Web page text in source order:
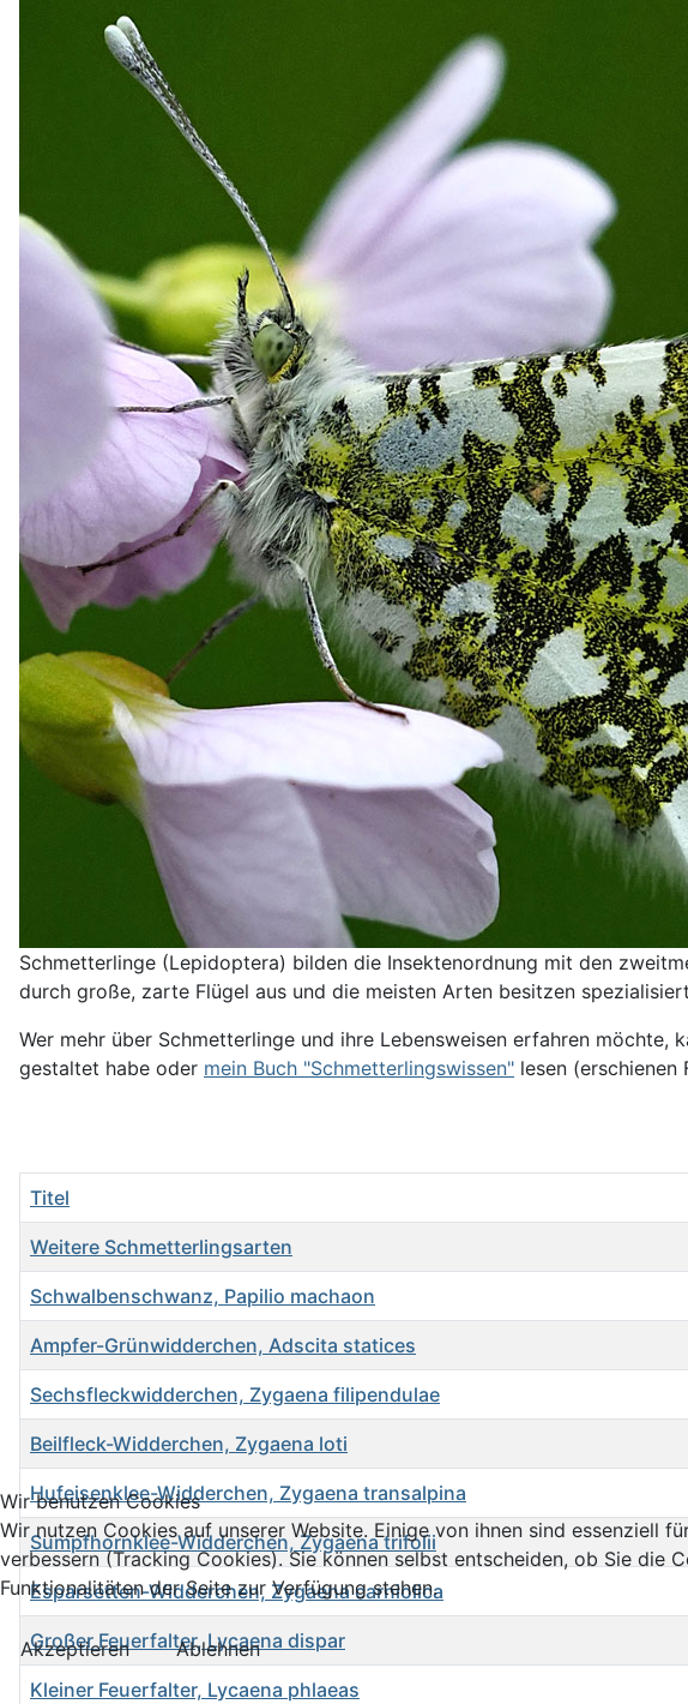
Schmetterlinge (Lepidoptera) bilden die Insektenordnung mit den
durch große, zarte Flügel aus und die meisten Arten besitzen
Wer mehr über Schmetterlinge und ihre Lebensweisen erfahren möchte,
gestaltet habe oder mein Buch "Schmetterlingswissen" lesen (erschienen
Titel
Weitere Schmetterlingsarten
Schwalbenschwanz, Papilio machaon
Ampfer-Grünwidderchen, Adscita statices
Sechsfleckwidderchen, Zygaena filipendulae
Beilfleck-Widderchen, Zygaena loti
Hufeisenklee-Widderchen, Zygaena transalpina
Sumpfhornklee-Widderchen, Zygaena trifolii
Esparsetten-Widderchen, Zygaena carniolica
Großer Feuerfalter, Lycaena dispar
Kleiner Feuerfalter, Lycaena phlaeas
Wir benutzen Cookies
Wir nutzen Cookies auf unserer Website. Einige von ihnen sind essenziell
verbessern (Tracking Cookies). Sie können selbst entscheiden, ob Sie die
Funktionalitäten der Seite zur Verfügung stehen.
Akzeptieren
Ablehnen